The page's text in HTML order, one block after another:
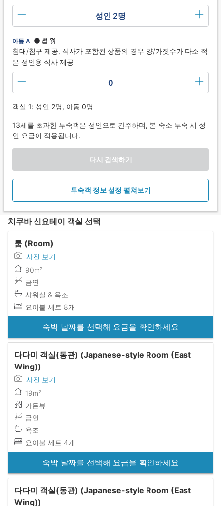
성인 2명
아동 A
침대/침구 제공, 식사가 포함된 상품의 경우 양/가짓수가 다소 적
은 성인용 식사 제공
0
객실 1: 성인 2명, 아동 0명
13세를 초과한 투숙객은 성인으로 간주하며, 본 숙소 투숙 시 성
인 요금이 적용됩니다.
다시 검색하기
투숙객 정보 설정 펼쳐보기
치쿠바 신요테이 객실 선택
룸 (Room)
사진 보기
90m²
금연
샤워실 & 욕조
요이불 세트 8개
숙박 날짜를 선택해 요금을 확인하세요
다다미 객실(동관) (Japanese-style Room (East
Wing))
사진 보기
19m²
가든뷰
금연
욕조
요이불 세트 4개
숙박 날짜를 선택해 요금을 확인하세요
다다미 객실(동관) (Japanese-style Room (East
Wing))